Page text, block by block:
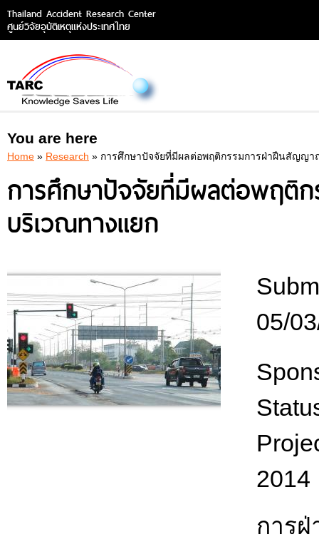
Thailand Accident Research Center
ศูนย์วิจัยอุบัติเหตุแห่งประเทศไทย
You are here
Home » Research » การศึกษาปัจจัยที่มีผลต่อพฤติกรรมการฝ่าฝืนสัญญา
การศึกษาปัจจัยที่มีผลต่อพฤ
บริเวณทางแยก
05/
2014
การ